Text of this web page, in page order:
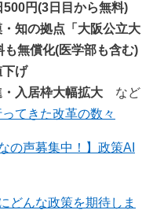
500円(3日目から無料)
知の拠点「大阪公立大
無償化(医学部も含む)
下げ
入居枠大幅拡大 など
てきた改革の数々
の声募集中！】政策AI
どんな政策を期待しま